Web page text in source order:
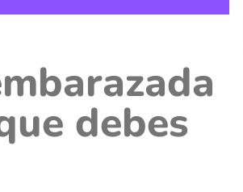
debes